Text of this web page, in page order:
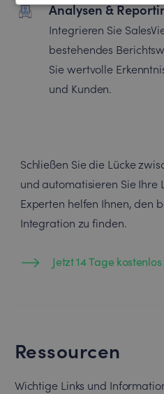
Analysen &
Integrieren Sie
bestehendes
Sie wertvolle
und Kunden.
Schließen Sie die Lücke
und automatisieren Sie Ihre
Experten helfen Ihnen, den
Integration zu finden.
Jetzt 14 Tage
Ressourcen
Wichtige Links und